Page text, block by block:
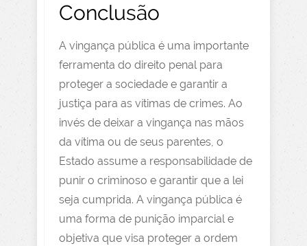
Conclusão
A vingança pública é uma importante
ferramenta do direito penal para
proteger a sociedade e garantir a
justiça para as vítimas de crimes. Ao
invés de deixar a vingança nas mãos
da vítima ou de seus parentes, o
Estado assume a responsabilidade de
punir o criminoso e garantir que a lei
seja cumprida. A vingança pública é
uma forma de punição imparcial e
objetiva que visa proteger a ordem